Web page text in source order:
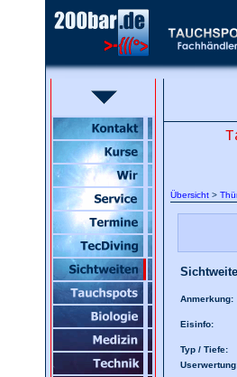
Übersicht >
Anmerkung:
Eisinfo:
Typ / Tiefe: